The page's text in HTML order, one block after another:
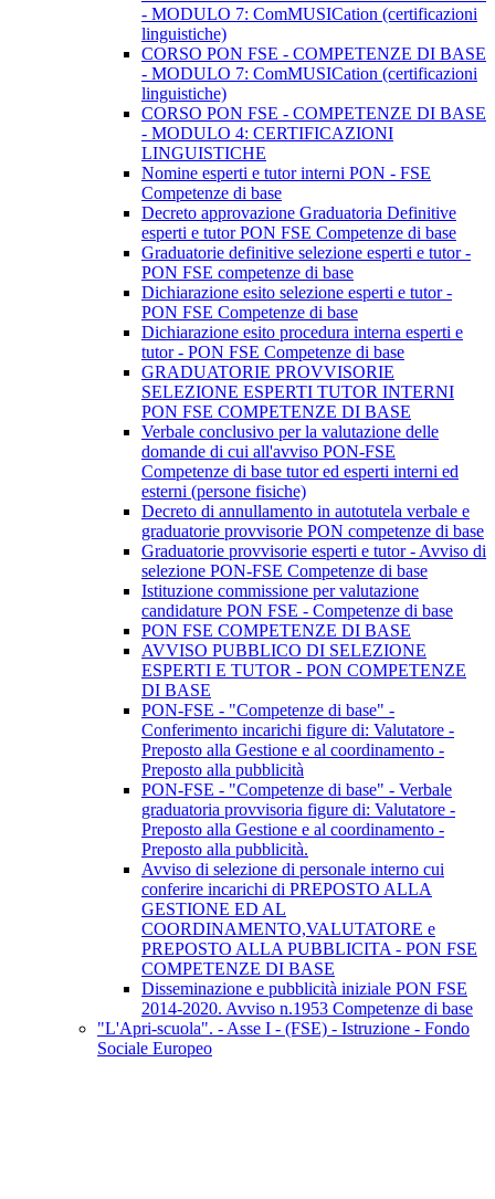
- MODULO 7: ComMUSICation (certificazioni
linguistiche)
CORSO PON FSE - COMPETENZE DI BASE
- MODULO 7: ComMUSICation (certificazioni
linguistiche)
CORSO PON FSE - COMPETENZE DI BASE
- MODULO 4: CERTIFICAZIONI
LINGUISTICHE
Nomine esperti e tutor interni PON - FSE
Competenze di base
Decreto approvazione Graduatoria Definitive
esperti e tutor PON FSE Competenze di base
Graduatorie definitive selezione esperti e tutor -
PON FSE competenze di base
Dichiarazione esito selezione esperti e tutor -
PON FSE Competenze di base
Dichiarazione esito procedura interna esperti e
tutor - PON FSE Competenze di base
GRADUATORIE PROVVISORIE
SELEZIONE ESPERTI TUTOR INTERNI
PON FSE COMPETENZE DI BASE
Verbale conclusivo per la valutazione delle
domande di cui all'avviso PON-FSE
Competenze di base tutor ed esperti interni ed
esterni (persone fisiche)
Decreto di annullamento in autotutela verbale e
graduatorie provvisorie PON competenze di base
Graduatorie provvisorie esperti e tutor - Avviso di
selezione PON-FSE Competenze di base
Istituzione commissione per valutazione
candidature PON FSE - Competenze di base
PON FSE COMPETENZE DI BASE
AVVISO PUBBLICO DI SELEZIONE
ESPERTI E TUTOR - PON COMPETENZE
DI BASE
PON-FSE - "Competenze di base" -
Conferimento incarichi figure di: Valutatore -
Preposto alla Gestione e al coordinamento -
Preposto alla pubblicità
PON-FSE - "Competenze di base" - Verbale
graduatoria provvisoria figure di: Valutatore -
Preposto alla Gestione e al coordinamento -
Preposto alla pubblicità.
Avviso di selezione di personale interno cui
conferire incarichi di PREPOSTO ALLA
GESTIONE ED AL
COORDINAMENTO,VALUTATORE e
PREPOSTO ALLA PUBBLICITA - PON FSE
COMPETENZE DI BASE
Disseminazione e pubblicità iniziale PON FSE
2014-2020. Avviso n.1953 Competenze di base
"L'Apri-scuola". - Asse I - (FSE) - Istruzione - Fondo
Sociale Europeo